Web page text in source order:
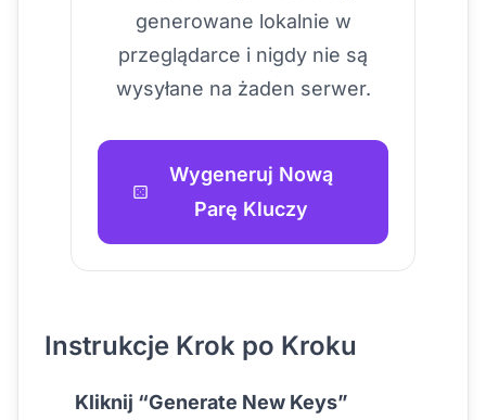
generowane lokalnie w
przeglądarce i nigdy nie są
wysyłane na żaden serwer.
Wygeneruj Nową
Parę Kluczy
Instrukcje Krok po Kroku
Kliknij “Generate New Keys”